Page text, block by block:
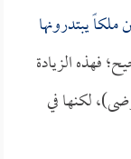
يبتدرونها
فهذه الزيادة
لكنها في